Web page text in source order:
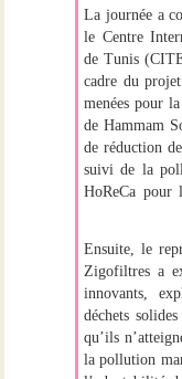
La journée a
le Centre
de Tunis
cadre du
menées pour
de Hammam
de réduction
suivi de la
HoReCa pour
Ensuite, le
Zigofiltres a
innovants,
déchets
qu’ils
la pollution